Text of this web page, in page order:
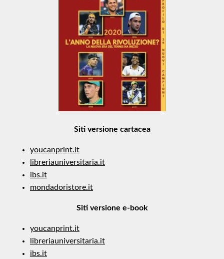
Siti versione cartacea
youcanprint.it
libreriauniversitaria.it
ibs.it
mondadoristore.it
Siti versione e-book
youcanprint.it
libreriauniversitaria.it
ibs.it